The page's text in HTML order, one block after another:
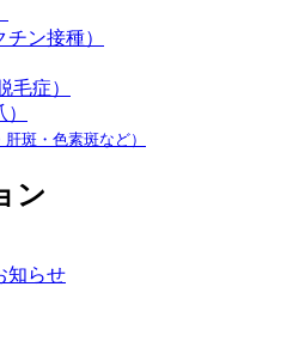
ン接種）
毛症）
肝斑・色素斑など）
ン
知らせ